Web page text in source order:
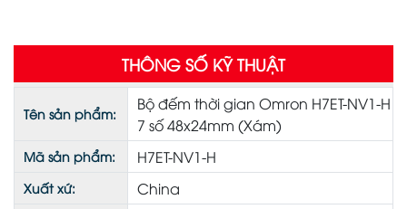
THÔNG SỐ KỸ THUẬT
Tên sản phẩm:
Bộ đếm thời gian Omron H7ET-NV1-H
7 số 48x24mm (Xám)
Mã sản phẩm: H7ET-NV1-H
Xuất xứ: China